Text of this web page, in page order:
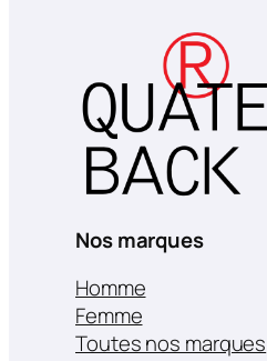
Nos marques
Homme
Femme
Toutes nos marques